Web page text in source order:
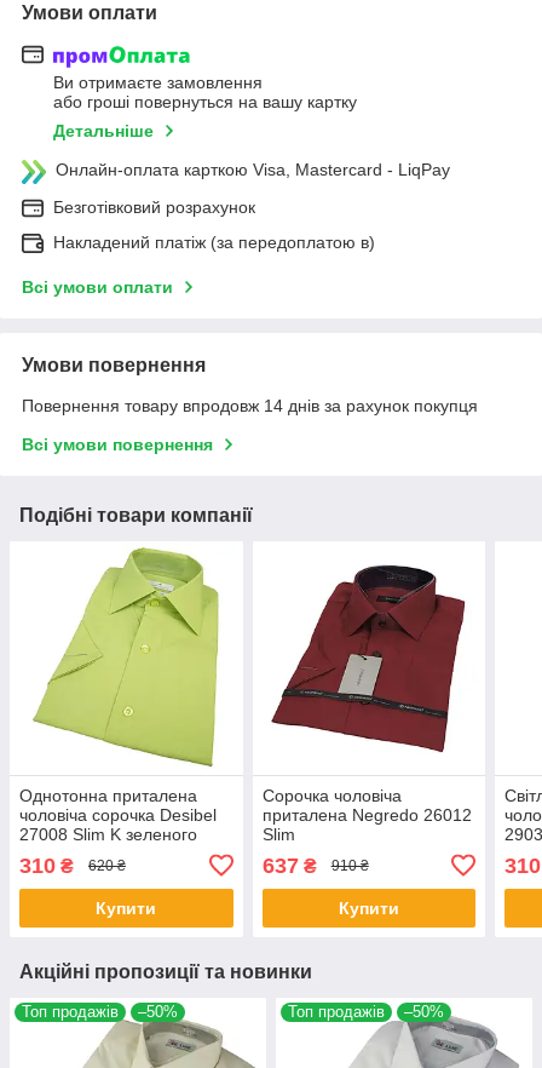
Умови оплати
Ви отримаєте замовлення
або гроші повернуться на вашу картку
Детальніше
Онлайн-оплата карткою Visa, Mastercard - LiqPay
Безготівковий розрахунок
Накладений платіж (за передоплатою в)
Всі умови оплати
Умови повернення
Повернення товару впродовж 14 днів за рахунок покупця
Всі умови повернення
Подібні товари компанії
Однотонна приталена
чоловіча сорочка Desibel
27008 Slim K зеленого
310 ₴ 620 ₴
Купити
Сорочка чоловіча
приталена Negredo 26012
Slim
637₴ 910 ₴
Купити
310
Акційні пропозиції та новинки
Топ продажів –50% Топ продажів –50%